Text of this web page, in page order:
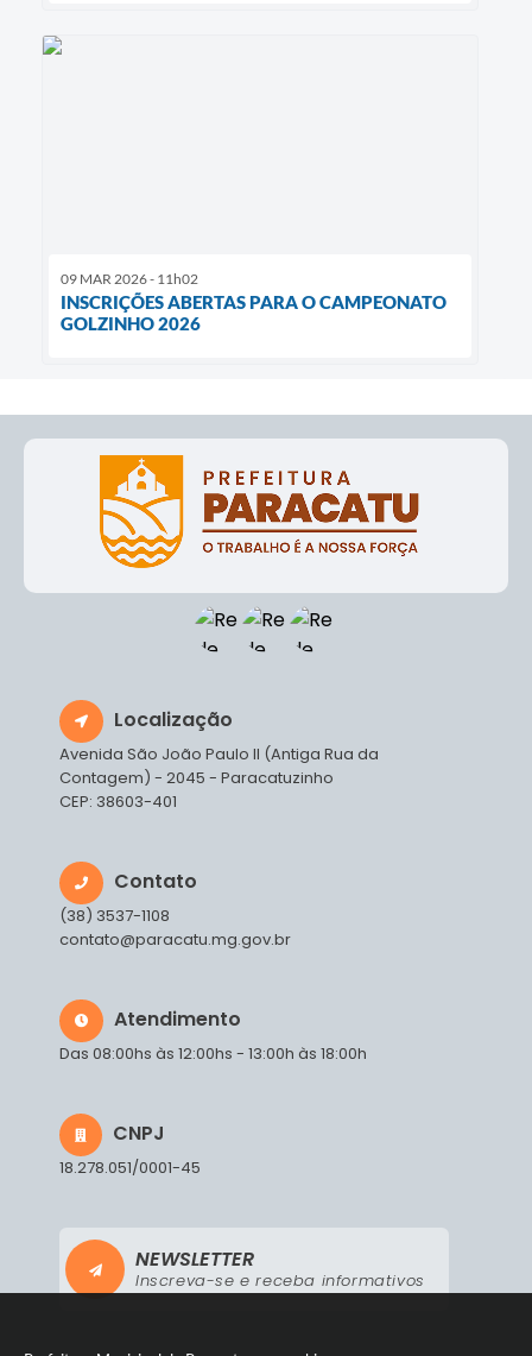
09 MAR 2026 - 11h02
INSCRIÇÕES ABERTAS PARA O CAMPEONATO
GOLZINHO 2026
Localização
Avenida São João Paulo II (Antiga Rua da
Contagem) - 2045 - Paracatuzinho
CEP: 38603-401
Contato
(38) 3537-1108
contato@paracatu.mg.gov.br
Atendimento
Das 08:00hs às 12:00hs - 13:00h às 18:00h
CNPJ
18.278.051/0001-45
NEWSLETTER
Inscreva-se e receba informativos